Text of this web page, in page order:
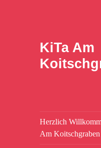
KiTa Am
Herzlich
Am Koitschgraben